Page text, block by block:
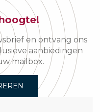
en ontvang ons
aanbiedingen
mailbox.